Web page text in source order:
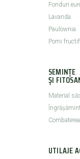
Fonduri
Lavanda
Paulownia
Pomi
SEMINȚE
ȘI
Material
UTILAJE